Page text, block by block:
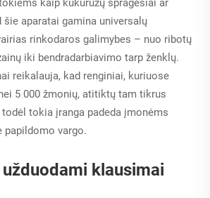
kaip kukurūzų spragėsiai ar
šie aparatai gamina universalų
rinkodaros galimybes – nuo ribotų
iki bendradarbiavimo tarp ženklų.
reikalauja, kad renginiai, kuriuose
5 000 žmonių, atitiktų tam tikrus
tokia įranga padeda įmonėms
papildomo vargo.
klausimai